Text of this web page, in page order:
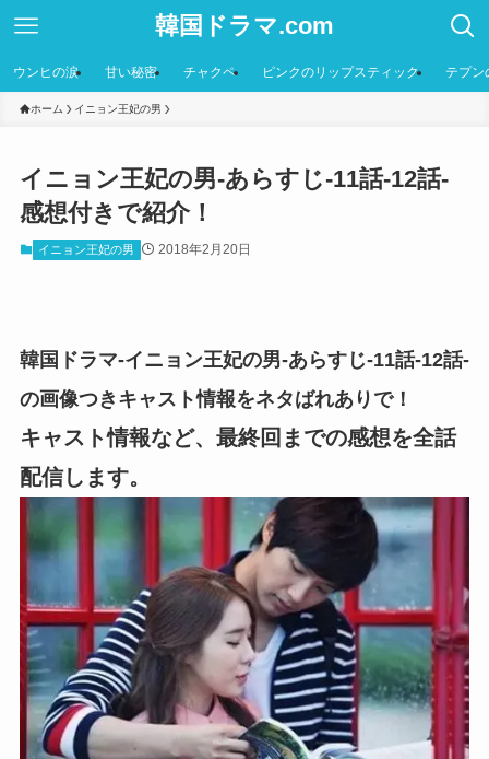
韓国ドラマ.com
ウンヒの涙 甘い秘密 チャクペ ピンクのリップスティック テプン
ホーム イニョン王妃の男
イニョン王妃の男-あらすじ-11話-12話-
感想付きで紹介！
イニョン王妃の男 2018年2月20日
韓国ドラマ-イニョン王妃の男-あらすじ-11話-12話-
の画像つきキャスト情報をネタばれありで！
キャスト情報など、最終回までの感想を全話
配信します。